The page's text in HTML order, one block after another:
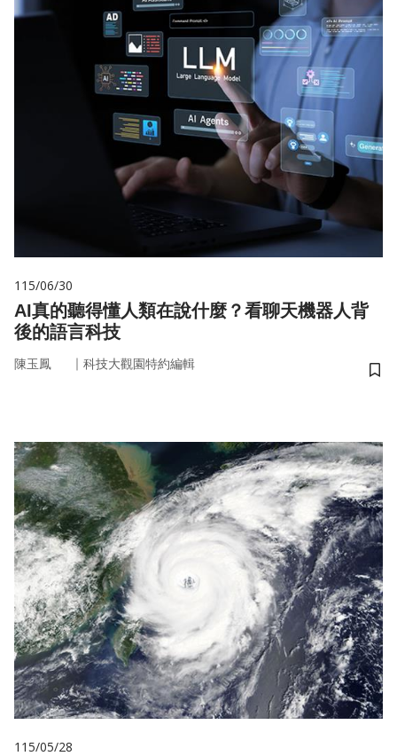
115/06/30
AI真的聽得懂人類在說什麼？看聊天機器人背
後的語言科技
陳玉鳳 ｜ 科技大觀園特約編輯
儲
115/05/28